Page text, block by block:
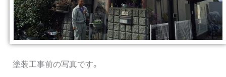
塗装工事前の写真です。